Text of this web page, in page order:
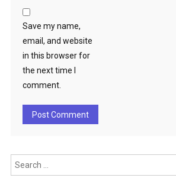
Save my name,
email, and website
in this browser for
the next time I
comment.